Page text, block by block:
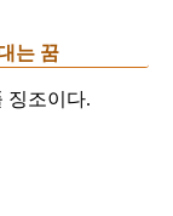
는 꿈
징조이다.